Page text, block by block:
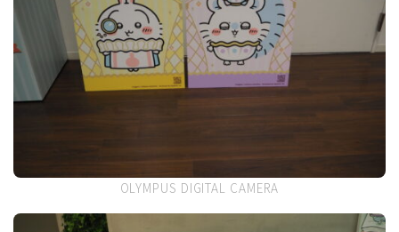
OLYMPUS DIGITAL CAMERA